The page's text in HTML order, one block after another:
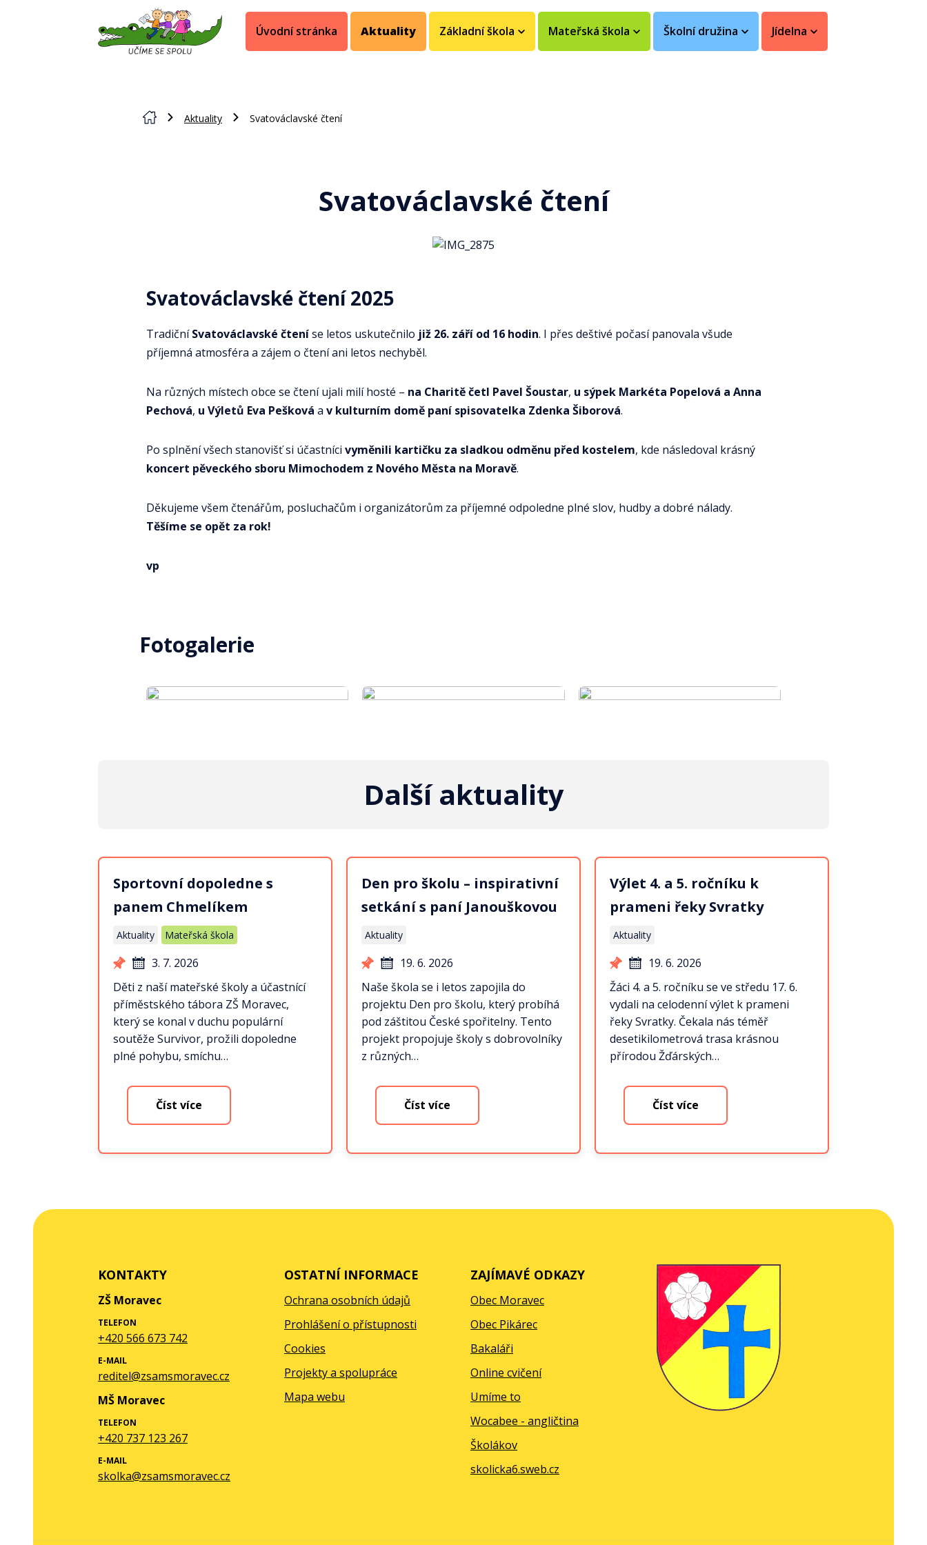
Úvodní stránka Aktuality Základní škola Mateřská škola Školní družina Jídelna
Aktuality Svatováclavské čtení
Svatováclavské čtení
Svatováclavské čtení 2025
TradičníSvatováclavské čteníse letos uskutečnilo již 26. září od 16 hodin. I přes deštivé počasí panovala všude
příjemná atmosféra a zájem o čtení ani letos nechyběl.
Na různých místech obce se čtení ujali milí hosté – na Charitě četl Pavel Šoustar, u sýpek Markéta Popelová a Anna
Pechová, u Výletů Eva Pešková a v kulturním domě paní spisovatelka Zdenka Šiborová.
Po splnění všech stanovišť si účastníci vyměnili kartičku za sladkou odměnu před kostelem, kde následoval krásný
koncert pěveckého sboru Mimochodem z Nového Města na Moravě.
Děkujeme všem čtenářům, posluchačům i organizátorům za příjemné odpoledne plné slov, hudby a dobré nálady.
Těšíme se opět za rok!
vp
Fotogalerie
Další aktuality
Sportovní dopoledne s
panem Chmelíkem
Aktuality Mateřská škola
3. 7. 2026
Děti z naší mateřské školy a účastnící
příměstského tábora ZŠ Moravec,
který se konal v duchu populární
soutěže Survivor, prožili dopoledne
plné pohybu, smíchu…
Číst více
Den pro školu – inspirativní
setkání s paní Janouškovou
Aktuality
19. 6. 2026
Naše škola se i letos zapojila do
projektu Den pro školu, který probíhá
pod záštitou České spořitelny. Tento
projekt propojuje školy s dobrovolníky
z různých…
Číst více
Výlet 4. a 5. ročníku k
prameni řeky Svratky
Aktuality
19. 6. 2026
Žáci 4. a 5. ročníku se ve středu 17. 6.
vydali na celodenní výlet k prameni
řeky Svratky. Čekala nás téměř
desetikilometrová trasa krásnou
přírodou Žďárských…
Číst více
KONTAKTY
ZŠ Moravec
TELEFON
+420 566 673 742
E-MAIL
reditel@zsamsmoravec.cz
MŠ Moravec
TELEFON
+420 737 123 267
E-MAIL
skolka@zsamsmoravec.cz
OSTATNÍ INFORMACE
Ochrana osobních údajů
Prohlášení o přístupnosti
Cookies
Projekty a spolupráce
Mapa webu
ZAJÍMAVÉ ODKAZY
Obec Moravec
Obec Pikárec
Bakaláři
Online cvičení
Umíme to
Wocabee - angličtina
Školákov
skolicka6.sweb.cz